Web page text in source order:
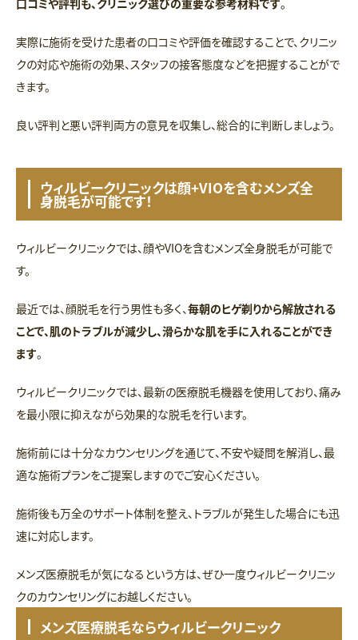
実際に施術を受けた患者の口コミや評価を確認することで、クリニッ
クの対応や施術の効果、スタッフの接客態度などを把握することがで
きます。
良い評判と悪い評判両方の意見を収集し、総合的に判断しましょう。
ウィルビークリニックは顔+VIOを含むメンズ全
身脱毛が可能です！
ウィルビークリニックでは、顔やVIOを含むメンズ全身脱毛が可能で
す。
最近では、顔脱毛を行う男性も多く、毎朝のヒゲ剃りから解放される
ことで、肌のトラブルが減少し、滑らかな肌を手に入れることができ
ます。
ウィルビークリニックでは、最新の医療脱毛機器を使用しており、痛み
を最小限に抑えながら効果的な脱毛を行います。
施術前には十分なカウンセリングを通じて、不安や疑問を解消し、最
適な施術プランをご提案しますのでご安心ください。
施術後も万全のサポート体制を整え、トラブルが発生した場合にも迅
速に対応します。
メンズ医療脱毛が気になるという方は、ぜひ一度ウィルビークリニッ
クのカウンセリングにお越しください。
メンズ医療脱毛ならウィルビークリニック